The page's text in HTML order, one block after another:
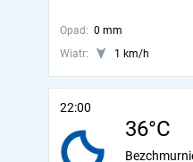
Opad: 0 mm
Wiatr:
1 km/h
22:00
36°C